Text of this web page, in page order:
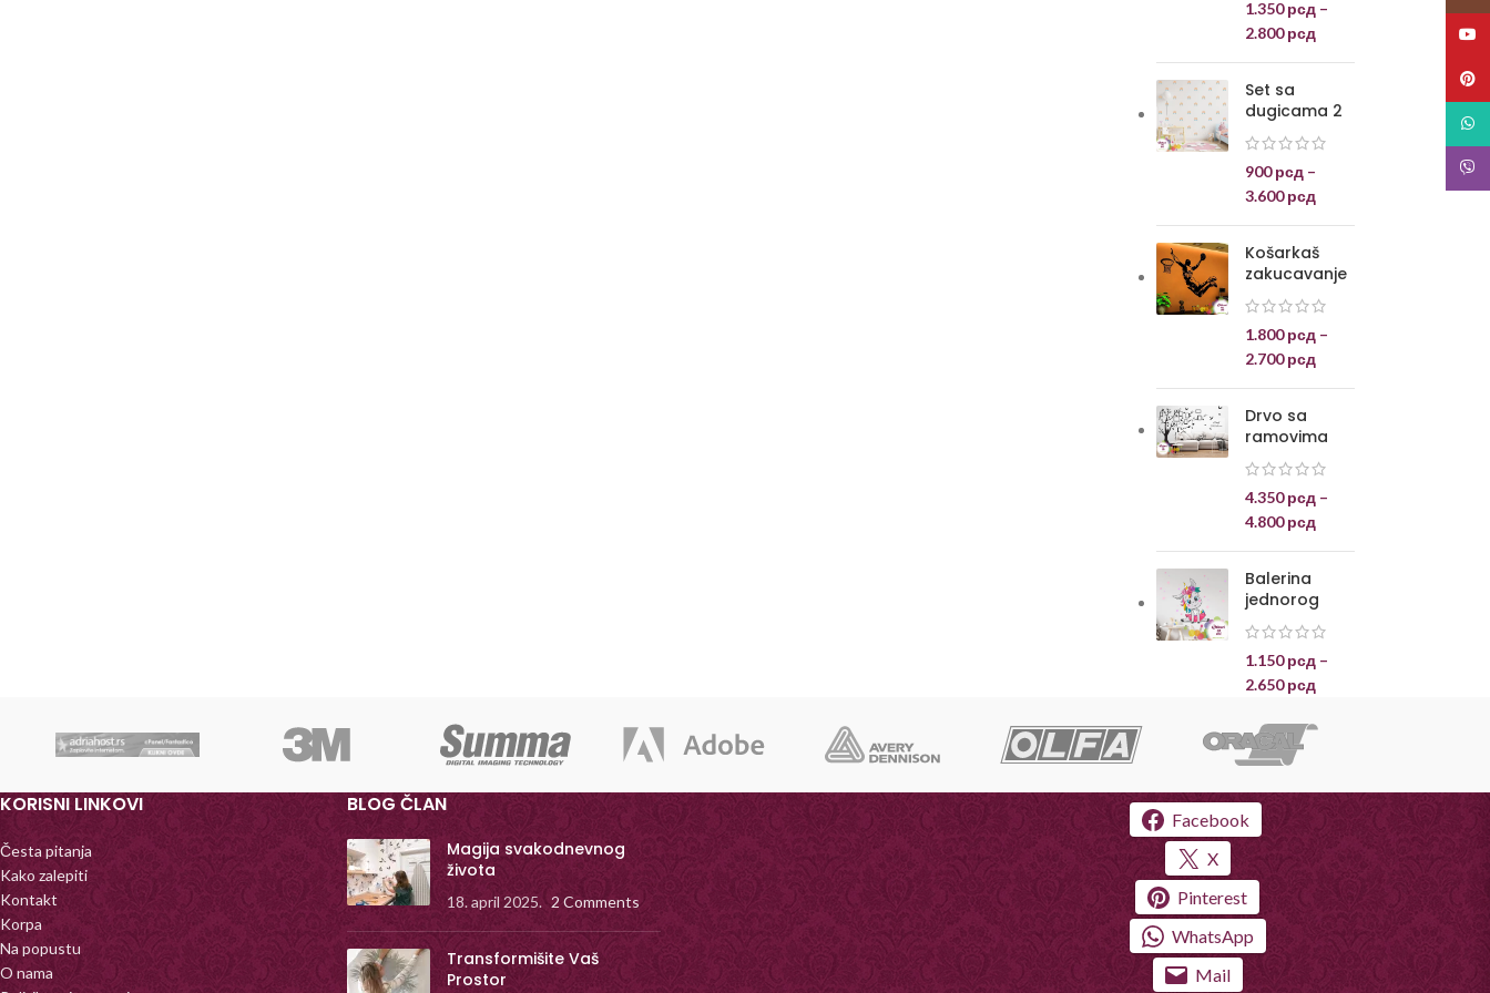
1.350рсд –
2.800рсд
Set sa
dugicama 2
900рсд –
3.600рсд
Košarkaš
zakucavanje
1.800рсд –
2.700рсд
Drvo sa
ramovima
4.350рсд –
4.800рсд
Balerina
jednorog
1.150рсд –
2.650рсд
KORISNI LINKOVI
Česta pitanja
Kako zalepiti
Kontakt
Korpa
Na popustu
O nama
BLOG ČLAN
Magija svakodnevnog
života
18. april 2025. 2 Comments
Transformišite Vaš
Prostor
Facebook
X
Pinterest
WhatsApp
Mail
Viber